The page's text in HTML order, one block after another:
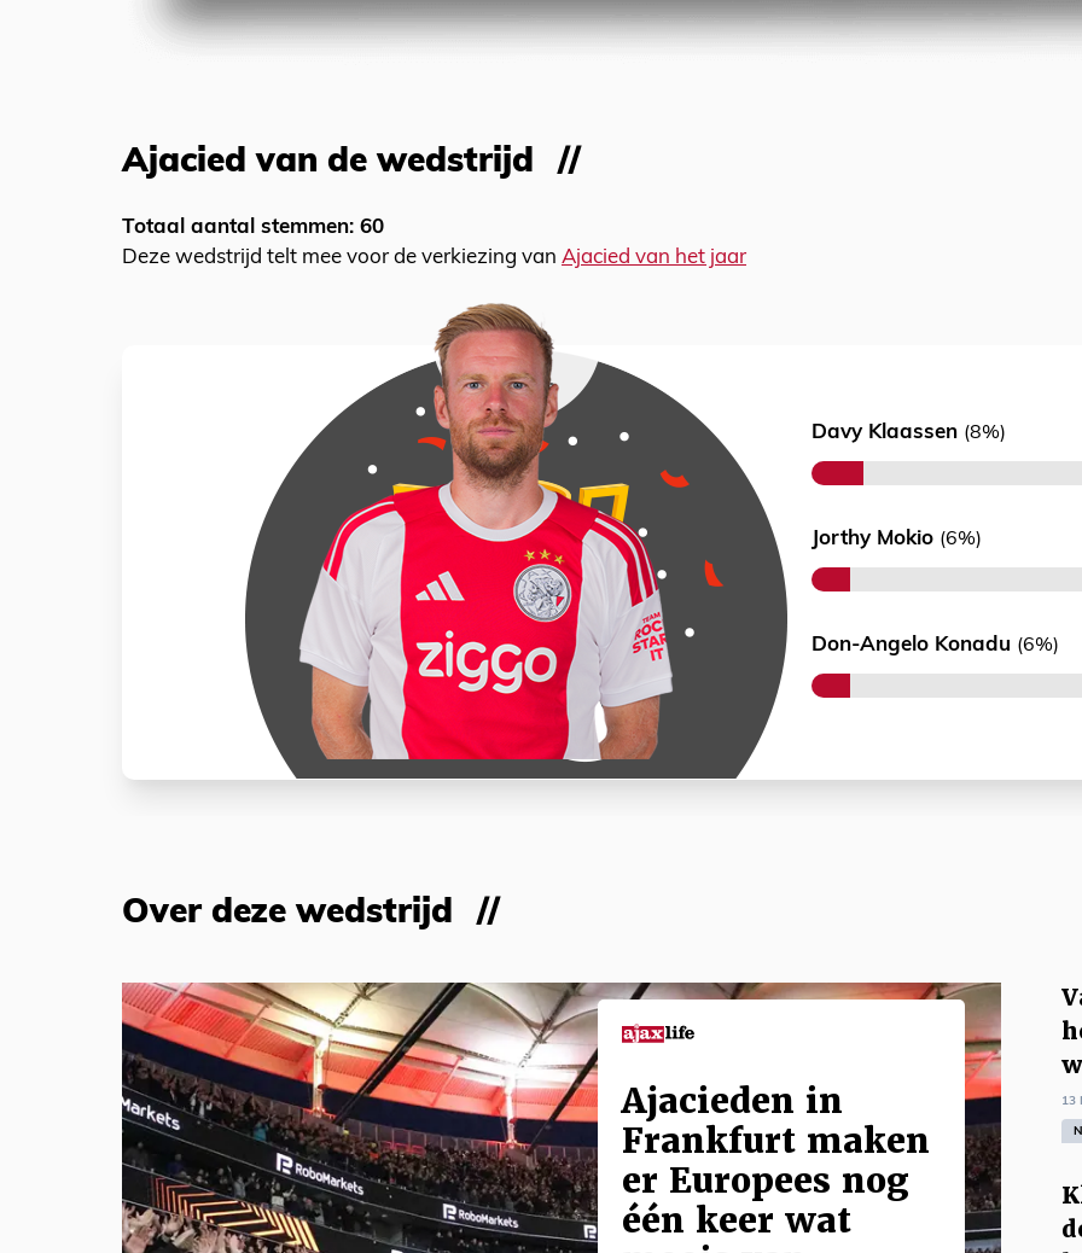
Ajacied van de wedstrijd
Totaal aantal stemmen: 60
Deze wedstrijd telt mee voor de verkiezing van Ajacied van het jaar
Davy Klaassen (8%)
Jorthy Mokio (6%)
Don-Angelo Konadu (6%)
Over deze wedstrijd
Ajacieden in
Frankfurt maken
er Europees nog
één keer wat
13